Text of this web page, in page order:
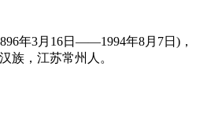
年3月16日——1994年8月7日)，
族，江苏常州人。